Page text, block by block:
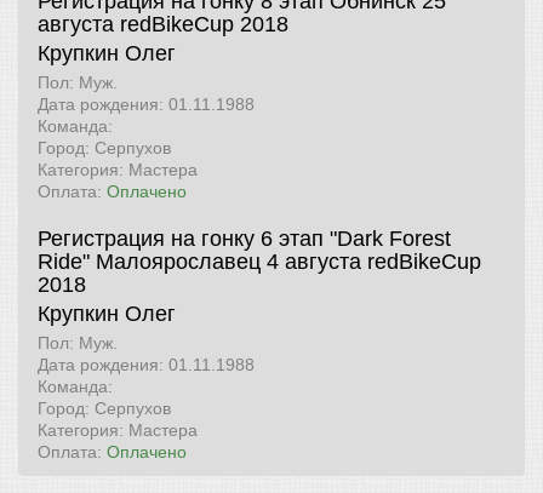
августа redBikeCup 2018
Крупкин Олег
Пол: Муж.
Дата рождения: 01.11.1988
Команда:
Город: Серпухов
Категория: Мастера
Оплата: Оплачено
Регистрация на гонку 6 этап "Dark Forest
Ride" Малоярославец 4 августа redBikeCup
2018
Крупкин Олег
Пол: Муж.
Дата рождения: 01.11.1988
Команда:
Город: Серпухов
Категория: Мастера
Оплата: Оплачено